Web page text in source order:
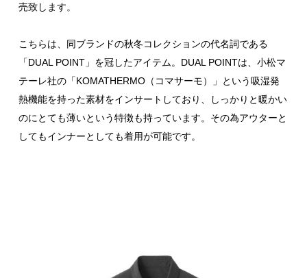
売致します。
こちらは、同ブランドの秋冬コレクションの代名詞である
「DUAL POINT」を冠したアイテム。DUAL POINTは、小松マ
テーレ社の「KOMATHERMO（コマサーモ）」という吸湿発
熱機能を持った素材をインサートしており、しっかりと暖かい
のにとても薄いという特徴も持っています。その為アウターと
してもインナーとしても着用が可能です。